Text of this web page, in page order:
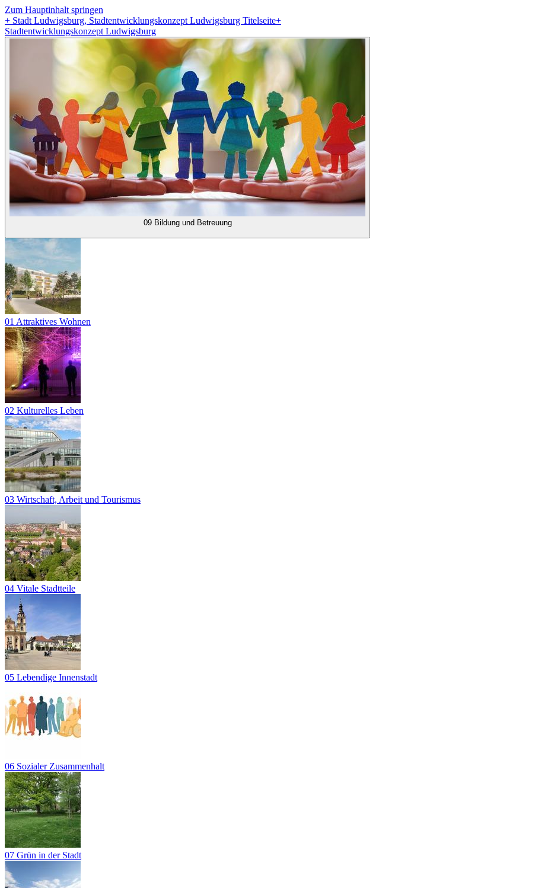
Zum Hauptinhalt springen
+ Stadt Ludwigsburg, Stadtentwicklungskonzept Ludwigsburg Titelseite+
Stadtentwicklungskonzept Ludwigsburg
09 Bildung und Betreuung
01 Attraktives Wohnen
02 Kulturelles Leben
03 Wirtschaft, Arbeit und Tourismus
04 Vitale Stadtteile
05 Lebendige Innenstadt
06 Sozialer Zusammenhalt
07 Grün in der Stadt